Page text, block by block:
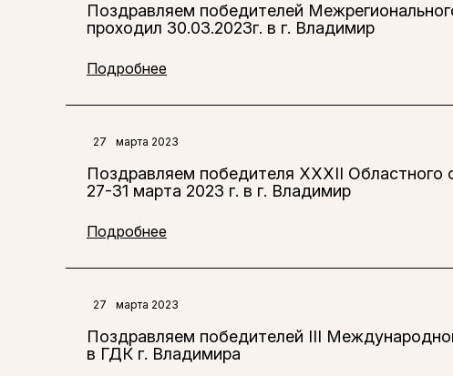
Поздравляем победителей
проходил 30.03.2023г. в г. Владимир
Подробнее
27 марта 2023
Поздравляем победителя XXXII Областного
27-31 марта 2023 г. в г. Владимир
Подробнее
27 марта 2023
Поздравляем победителей III
в ГДК г. Владимира